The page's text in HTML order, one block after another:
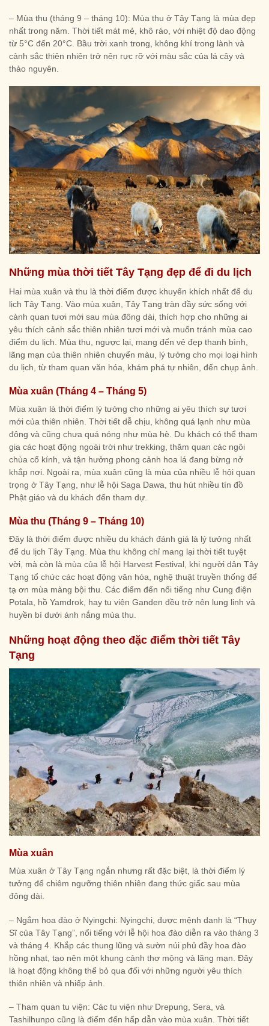
– Mùa thu (tháng 9 – tháng 10): Mùa thu ở Tây Tạng là mùa đẹp
nhất trong năm. Thời tiết mát mẻ, khô ráo, với nhiệt độ dao động
từ 5°C đến 20°C. Bầu trời xanh trong, không khí trong lành và
cảnh sắc thiên nhiên trở nên rực rỡ với màu sắc của lá cây và
thảo nguyên.
Những mùa thời tiết Tây Tạng đẹp để đi du lịch
Hai mùa xuân và thu là thời điểm được khuyến khích nhất để du
lịch Tây Tạng. Vào mùa xuân, Tây Tạng tràn đầy sức sống với
cảnh quan tươi mới sau mùa đông dài, thích hợp cho những ai
yêu thích cảnh sắc thiên nhiên tươi mới và muốn tránh mùa cao
điểm du lịch. Mùa thu, ngược lại, mang đến vẻ đẹp thanh bình,
lãng mạn của thiên nhiên chuyển màu, lý tưởng cho mọi loại hình
du lịch, từ tham quan văn hóa, khám phá tự nhiên, đến chụp ảnh.
Mùa xuân (Tháng 4 – Tháng 5)
Mùa xuân là thời điểm lý tưởng cho những ai yêu thích sự tươi
mới của thiên nhiên. Thời tiết dễ chịu, không quá lạnh như mùa
đông và cũng chưa quá nóng như mùa hè. Du khách có thể tham
gia các hoạt động ngoài trời như trekking, thăm quan các ngôi
chùa cổ kính, và tận hưởng phong cảnh hoa lá đang bừng nở
khắp nơi. Ngoài ra, mùa xuân cũng là mùa của nhiều lễ hội quan
trọng ở Tây Tạng, như lễ hội Saga Dawa, thu hút nhiều tín đồ
Phật giáo và du khách đến tham dự.
Mùa thu (Tháng 9 – Tháng 10)
Đây là thời điểm được nhiều du khách đánh giá là lý tưởng nhất
để du lịch Tây Tạng. Mùa thu không chỉ mang lại thời tiết tuyệt
vời, mà còn là mùa của lễ hội Harvest Festival, khi người dân Tây
Tạng tổ chức các hoạt động văn hóa, nghệ thuật truyền thống để
tạ ơn mùa màng bội thu. Các điểm đến nổi tiếng như Cung điện
Potala, hồ Yamdrok, hay tu viện Ganden đều trở nên lung linh và
huyền bí dưới ánh nắng mùa thu.
Những hoạt động theo đặc điểm thời tiết Tây
Tạng
Mùa xuân
Mùa xuân ở Tây Tạng ngắn nhưng rất đặc biệt, là thời điểm lý
tưởng để chiêm ngưỡng thiên nhiên đang thức giấc sau mùa
đông dài.
– Ngắm hoa đào ở Nyingchi: Nyingchi, được mệnh danh là “Thụy
Sĩ của Tây Tạng”, nổi tiếng với lễ hội hoa đào diễn ra vào tháng 3
và tháng 4. Khắp các thung lũng và sườn núi phủ đầy hoa đào
hồng nhạt, tạo nên một khung cảnh thơ mộng và lãng mạn. Đây
là hoạt động không thể bỏ qua đối với những người yêu thích
thiên nhiên và nhiếp ảnh.
– Tham quan tu viện: Các tu viện như Drepung, Sera, và
Tashilhunpo cũng là điểm đến hấp dẫn vào mùa xuân. Thời tiết